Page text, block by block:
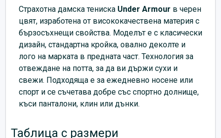
Страхотна дамска тениска Under Armour в черен
цвят, изработена от висококачествена материя с
бързосъхнещи свойства. Моделът е с класически
дизайн, стандартна кройка, овално деколте и
лого на марката в предната част. Технология за
отвеждане на потта, за да ви държи сухи и
свежи. Подходяща е за ежедневно носене или
спорт и се съчетава добре със спортно долнище,
къси панталони, клин или дънки.
Таблица с размери